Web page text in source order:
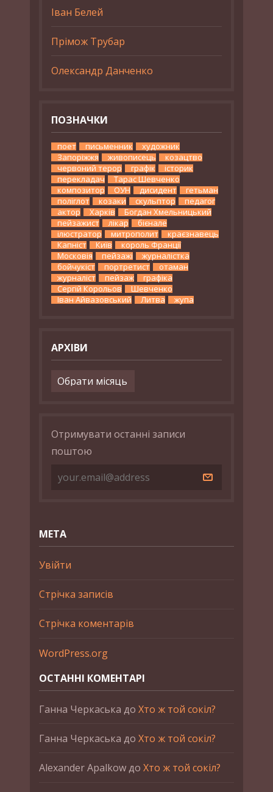
Іван Белей
Прімож Трубар
Олександр Данченко
ПОЗНАЧКИ
поет письменник
художник
Запоріжжя
живописець
козацтво
червоний терор
графік
історик
перекладач
Тарас Шевченко
композитор
ОУН дисидент
гетьман
поліглот
козаки скульптор
педагог
актор
Харків
Богдан Хмельницький
пейзажист
лікар
бієнале
ілюстратор
митрополит
краєзнавець
Капніст
Київ
король Франції
Московія
пейзажі
журналістка
бойчукіст
портретист
отаман
журналіст
пейзаж
графіка
Сергій Корольов
Шевченко
Іван Айвазовський
Литва жупа
АРХІВИ
Архіви
Отримувати останні записи
поштою
МЕТА
Увійти
Стрічка записів
Стрічка коментарів
WordPress.org
ОСТАННІ КОМЕНТАРІ
Ганна Черкаська до Хто ж той сокіл?
Ганна Черкаська до Хто ж той сокіл?
Alexander Apalkowдо Хто ж той сокіл?